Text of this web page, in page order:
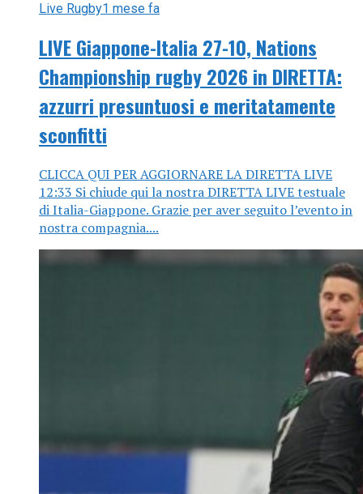
Live Rugby1 mese fa
LIVE Giappone-Italia 27-10, Nations
Championship rugby 2026 in DIRETTA:
azzurri presuntuosi e meritatamente
sconfitti
CLICCA QUI PER AGGIORNARE LA DIRETTA LIVE
12:33 Si chiude qui la nostra DIRETTA LIVE testuale
di Italia-Giappone. Grazie per aver seguito l’evento in
nostra compagnia....